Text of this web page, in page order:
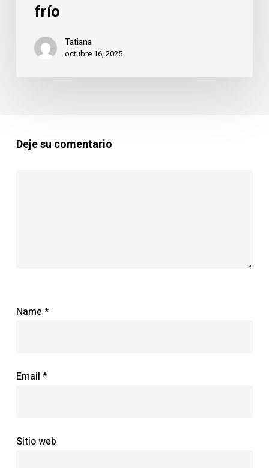
frío
Tatiana
octubre 16, 2025
Deje su comentario
Name *
Email *
Sitio web